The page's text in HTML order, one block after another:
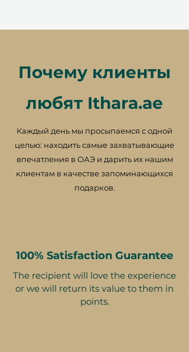
Почему клиенты
любят Ithara.ae
Каждый день мы просыпаемся с одной
целью: находить самые захватывающие
впечатления в ОАЭ и дарить их нашим
клиентам в качестве запоминающихся
подарков.
100% Satisfaction Guarantee
The recipient will love the experience
or we will return its value to them in
points.